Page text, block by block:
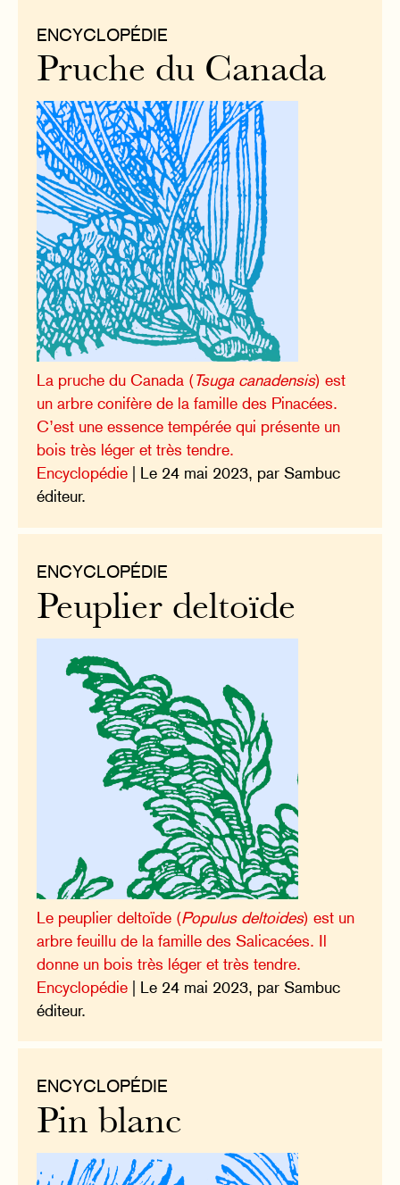
ENCYCLOPÉDIE
Pruche du Canada
La pruche du Canada (Tsuga canadensis) est
un arbre conifère de la famille des Pinacées.
C’est une essence tempérée qui présente un
bois très léger et très tendre.
Encyclopédie | Le 24 mai 2023, par Sambuc
éditeur.
ENCYCLOPÉDIE
Peuplier deltoïde
Le peuplier deltoïde (Populus deltoides) est un
arbre feuillu de la famille des Salicacées. Il
donne un bois très léger et très tendre.
Encyclopédie | Le 24 mai 2023, par Sambuc
éditeur.
ENCYCLOPÉDIE
Pin blanc